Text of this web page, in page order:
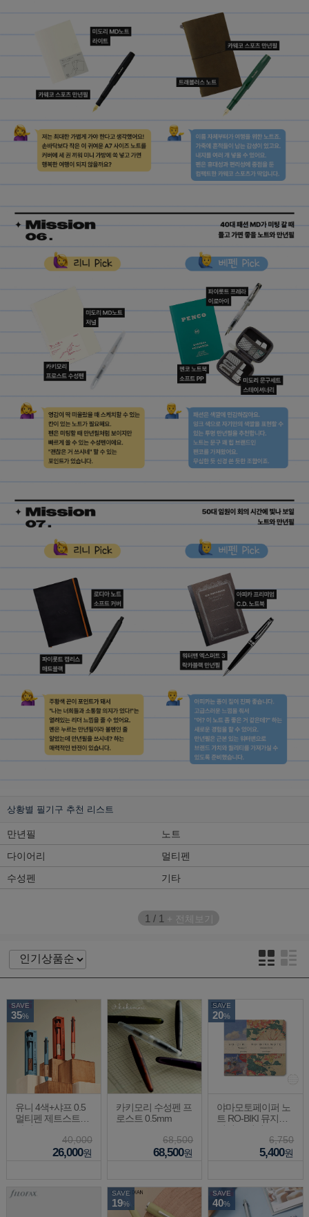
상황별 필기구 추천 리스트
만년필
노트
다이어리
멀티펜
수성펜
기타
1 / 1 + 전체보기
SAVE
35%
유니 4색+샤프 0.5
멀티펜 제트스트림
40,000
26,000원
카키모리 수성펜 프
로스트 0.5mm
68,500
68,500원
SAVE
20%
야마모토페이퍼 노
트 RO-BIKI 뮤지엄
6,750
5,400원
SAVE
19%
SAVE
40%